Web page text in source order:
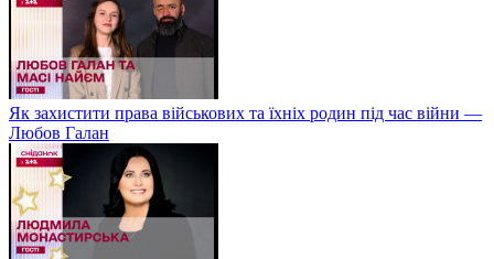
Як захистити права військових та їхніх родин під час війни —
Любов Галан